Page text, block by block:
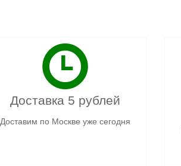
Доставка 5 рублей
Доставим по Москве уже сегодня